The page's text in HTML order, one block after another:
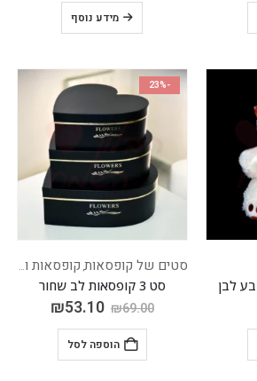
מידע נוסף
-23%
סטים של קופסאות, קופסאות וציוד נלווה
סט 3 קופסאות לב שחור
₪69.00
₪53.10
הוספה לסל